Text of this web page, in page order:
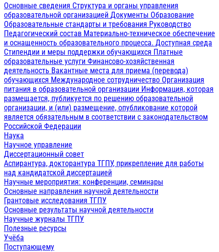
Основные сведения Структура и органы управления
образовательной организацией Документы Образование
Образовательные стандарты и требования Руководство
Педагогический состав Материально-техническое обеспечение
и оснащенность образовательного процесса. Доступная среда
Стипендии и меры поддержки обучающихся Платные
образовательные услуги Финансово-хозяйственная
деятельность Вакантные места для приема (перевода)
обучающихся Международное сотрудничество Организация
питания в образовательной организации Информация, которая
размещается, публикуется по решению образовательной
организации, и (или) размещение, опубликование которой
является обязательным в соответствии с законодательством
Российской Федерации
Наука
Научное управление
Диссертационный совет
Аспирантура, докторантура ТГПУ, прикрепление для работы
над кандидатской диссертацией
Научные мероприятия: конференции, семинары
Основные направления научной деятельности
Грантовые исследования ТГПУ
Основные результаты научной деятельности
Научные журналы ТГПУ
Полезные ресурсы
Учёба
Поступающему